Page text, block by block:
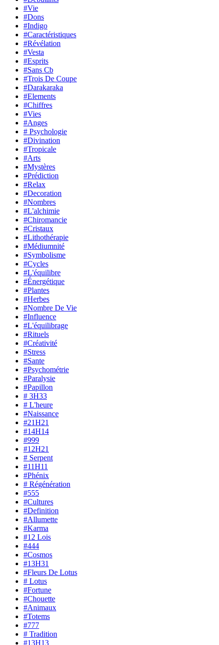
#Vie
#Dons
#Indigo
#Caractéristiques
#Révélation
#Vesta
#Esprits
#Sans Cb
#Trois De Coupe
#Darakaraka
#Elements
#Chiffres
#Vies
#Anges
# Psychologie
#Divination
#Tropicale
#Arts
#Mystères
#Prédiction
#Relax
#Decoration
#Nombres
#L'alchimie
#Chiromancie
#Cristaux
#Lithothérapie
#Médiumnité
#Symbolisme
#Cycles
#L'équilibre
#Énergétique
#Plantes
#Herbes
#Nombre De Vie
#Influence
#L'équilibrage
#Rituels
#Créativité
#Stress
#Sante
#Psychométrie
#Paralysie
#Papillon
# 3H33
# L'heure
#Naissance
#21H21
#14H14
#999
#12H21
# Serpent
#11H11
#Phénix
# Régénération
#555
#Cultures
#Definition
#Allumette
#Karma
#12 Lois
#444
#Cosmos
#13H31
#Fleurs De Lotus
# Lotus
#Fortune
#Chouette
#Animaux
#Totems
#777
# Tradition
#13H13